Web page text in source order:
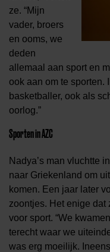
ze. “Mijn
vader, broers
en ooms, we
deden
allemaal aan sport en
ook aan om te sporten.
basketballer, ook als
oorlog.”
Sporten in AZC
Nadya’s man vluchtte
naar Griekenland om
komen. Een jaar later
zoontjes. Het enige dat
voor sport. “We
terecht waar we
was erg moeilijk.